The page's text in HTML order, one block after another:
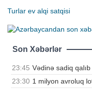
Turlar ev alqi satqisi
Son Xəbərlər
23:45 Vədinə sadiq qalıb
23:30 1 milyon avroluq